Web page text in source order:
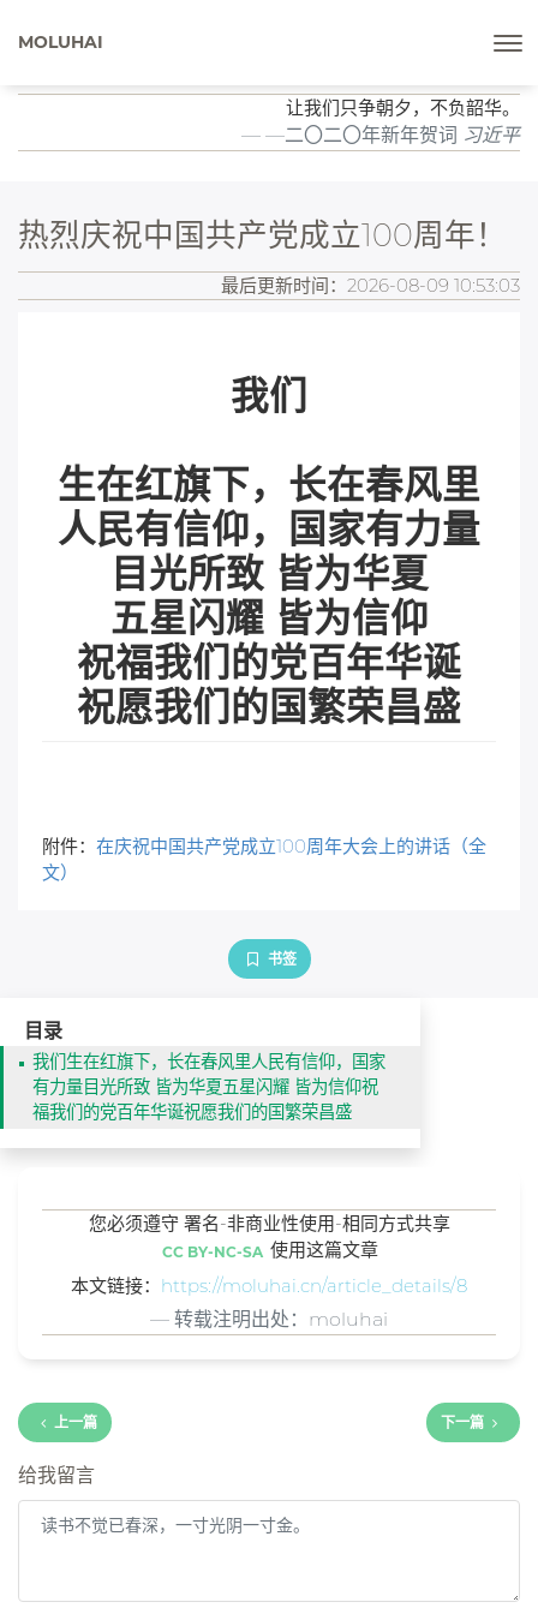
MOLUHAI
让我们只争朝夕，不负韶华。
—二〇二〇年新年贺词 习近平
热烈庆祝中国共产党成立100周年！
最后更新时间：2026-08-09 10:53:03
我们
生在红旗下，长在春风里
人民有信仰，国家有力量
目光所致 皆为华夏
五星闪耀 皆为信仰
祝福我们的党百年华诞
祝愿我们的国繁荣昌盛
附件： 在庆祝中国共产党成立100周年大会上的讲话（全
文）
书签
目录
我们生在红旗下，长在春风里人民有信仰，国家
有力量目光所致 皆为华夏五星闪耀 皆为信仰祝
福我们的党百年华诞祝愿我们的国繁荣昌盛
您必须遵守 署名-非商业性使用-相同方式共享
CC BY-NC-SA 使用这篇文章
本文链接： https://moluhai.cn/article_details/8
转载注明出处：moluhai
上一篇 下一篇
给我留言